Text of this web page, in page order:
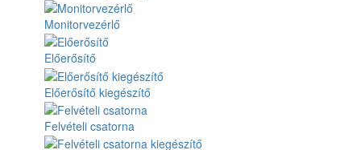
Monitorvezérlő
Előerősítő
Előerősítő kiegészítő
Felvételi csatorna